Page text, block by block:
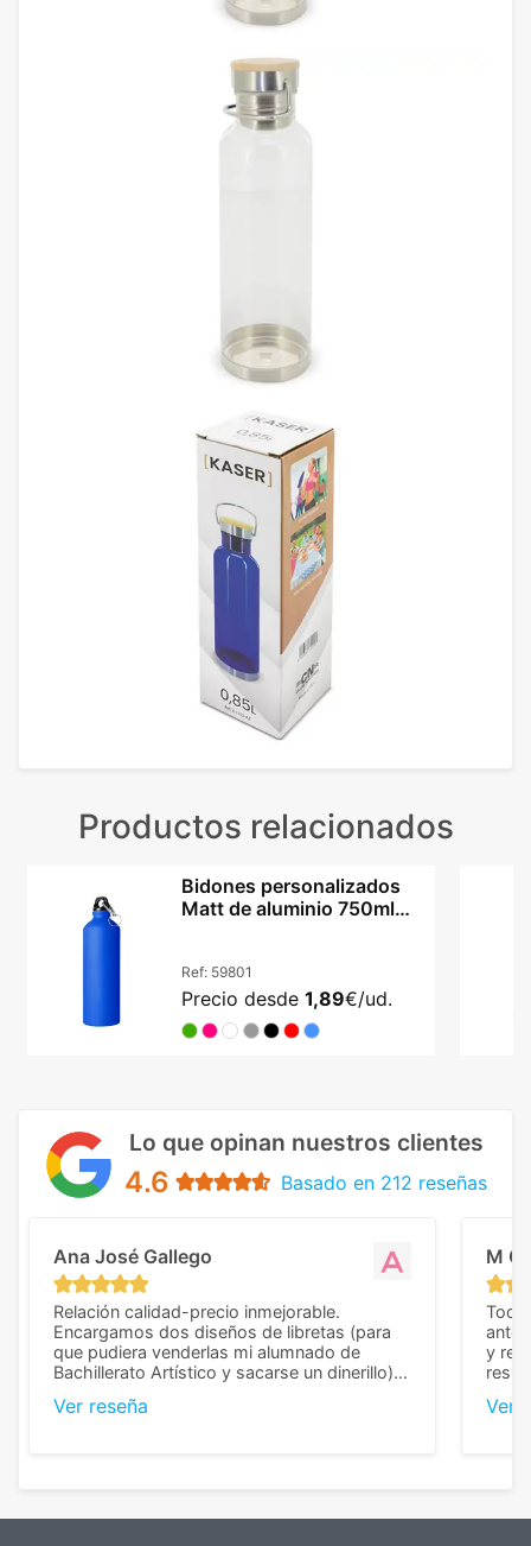
Productos relacionados
Bidones personalizados
Matt de aluminio 750ml
Ref: 59801
Precio desde 1,89€/ud.
Lo que opinan nuestros clientes
4.6 Basado en 212 reseñas
Ana José Gallego
Relación calidad-precio inmejorable.
Encargamos dos diseños de libretas (para
que pudiera venderlas mi alumnado de
Bachillerato Artístico y sacarse un dinerillo) y
diferencia, con libretas de muy buena calidad
mandaron las miniaturas para
Ver reseña
M C
Todo
y
Ver